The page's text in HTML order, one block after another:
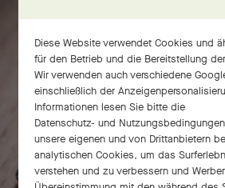
Diese Website verwendet Cookies und
für den Betrieb und die Bereitstellung
Wir verwenden auch verschiedene
einschließlich der
Informationen lesen Sie bitte die
Datenschutz- und
unsere eigenen und von Drittanbietern
analytischen Cookies, um das
verstehen und zu verbessern und